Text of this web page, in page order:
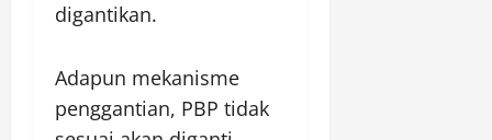
digantikan.
Adapun mekanisme
penggantian, PBP tidak